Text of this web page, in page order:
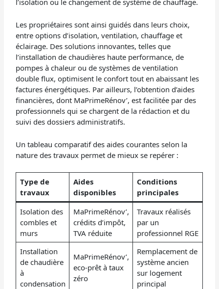
Les propriétaires sont ainsi guidés dans leurs choix,
entre options d’isolation, ventilation, chauffage et
éclairage. Des solutions innovantes, telles que
l’installation de chaudières haute performance, de
pompes à chaleur ou de systèmes de ventilation
double flux, optimisent le confort tout en abaissant les
factures énergétiques. Par ailleurs, l’obtention d’aides
financières, dont MaPrimeRénov’, est facilitée par des
professionnels qui se chargent de la rédaction et du
suivi des dossiers administratifs.
Un tableau comparatif des aides courantes selon la
nature des travaux permet de mieux se repérer :
Type de
travaux
Aides
disponibles
Conditions
principales
Isolation des
combles et
murs
MaPrimeRénov’,
crédits d’impôt,
TVA réduite
Travaux réalisés
par un
professionnel RGE
Installation
de chaudière
à
condensation
MaPrimeRénov’,
eco-prêt à taux
zéro
Remplacement de
système ancien
sur logement
principal